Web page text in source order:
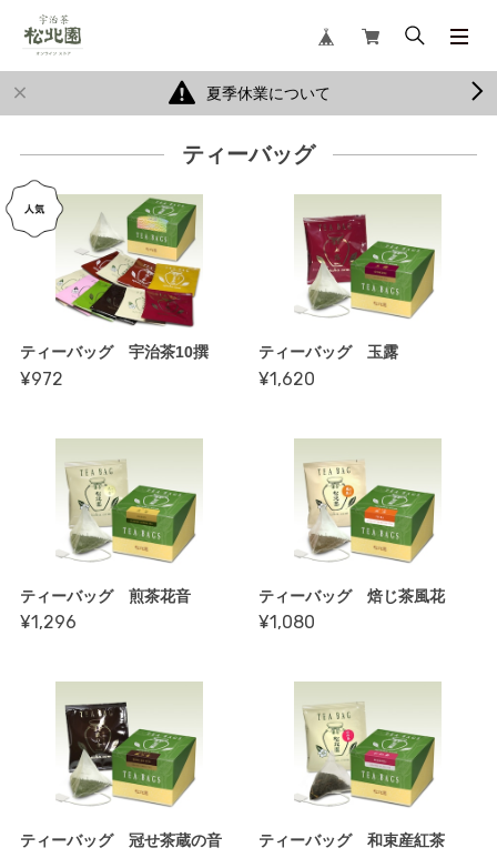
夏季休業について
ティーバッグ
ティーバッグ 宇治茶10撰
¥972
ティーバッグ 玉露
¥1,620
ティーバッグ 煎茶花音
¥1,296
ティーバッグ 焙じ茶風花
¥1,080
ティーバッグ 冠せ茶蔵の音 ティーバッグ 和束産紅茶